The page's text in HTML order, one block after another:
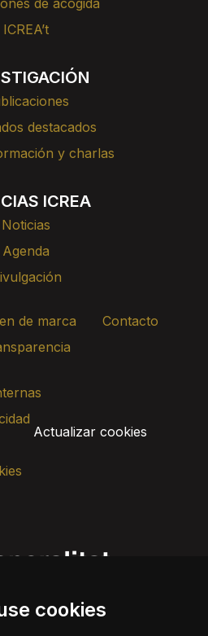
cookies
de acogida
ICREA’t
destacados
y charlas
ICREA
Noticias
Agenda
de marca
Contacto
Actualizar cookies